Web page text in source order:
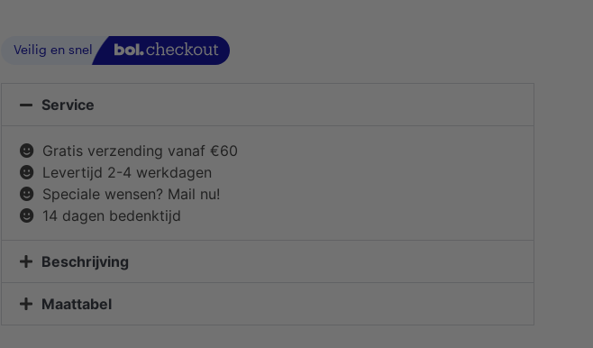
Service
Gratis verzending vanaf €60
Levertijd 2-4 werkdagen
Speciale wensen? Mail nu!
14 dagen bedenktijd
Beschrijving
Maattabel